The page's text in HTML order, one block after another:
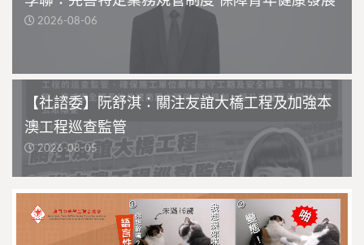
2026-08-06
【社諮委】阮舒淇：關注友誼大橋工程及加強本
澳工程巡查監管
2026-08-05